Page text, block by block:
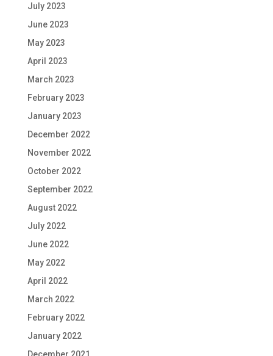
July 2023
June 2023
May 2023
April 2023
March 2023
February 2023
January 2023
December 2022
November 2022
October 2022
September 2022
August 2022
July 2022
June 2022
May 2022
April 2022
March 2022
February 2022
January 2022